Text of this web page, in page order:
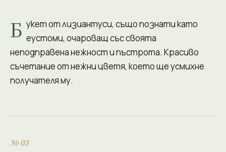
Б укет от лизиантуси, също познати като
еустоми, очароващ със своята
неподправена нежност и пъстрота. Красиво
съчетание от нежни цветя, което ще усмихне
получателя му.
№ 03